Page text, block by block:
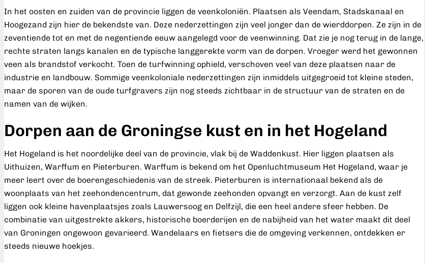
In het oosten en zuiden van de provincie liggen de veenkoloniën. Plaatsen als Veendam, Stadskanaal en
Hoogezand zijn hier de bekendste van. Deze nederzettingen zijn veel jonger dan de wierddorpen. Ze zijn in de
zeventiende tot en met de negentiende eeuw aangelegd voor de veenwinning. Dat zie je nog terug in de lange,
rechte straten langs kanalen en de typische langgerekte vorm van de dorpen. Vroeger werd het gewonnen
veen als brandstof verkocht. Toen de turfwinning ophield, verschoven veel van deze plaatsen naar de
industrie en landbouw. Sommige veenkoloniale nederzettingen zijn inmiddels uitgegroeid tot kleine steden,
maar de sporen van de oude turfgravers zijn nog steeds zichtbaar in de structuur van de straten en de
namen van de wijken.
Dorpen aan de Groningse kust en in het Hogeland
Het Hogeland is het noordelijke deel van de provincie, vlak bij de Waddenkust. Hier liggen plaatsen als
Uithuizen, Warffum en Pieterburen. Warffum is bekend om het Openluchtmuseum Het Hogeland, waar je
meer leert over de boerengeschiedenis van de streek. Pieterburen is internationaal bekend als de
woonplaats van het zeehondencentrum, dat gewonde zeehonden opvangt en verzorgt. Aan de kust zelf
liggen ook kleine havenplaatsjes zoals Lauwersoog en Delfzijl, die een heel andere sfeer hebben. De
combinatie van uitgestrekte akkers, historische boerderijen en de nabijheid van het water maakt dit deel
van Groningen ongewoon gevarieerd. Wandelaars en fietsers die de omgeving verkennen, ontdekken er
steeds nieuwe hoekjes.